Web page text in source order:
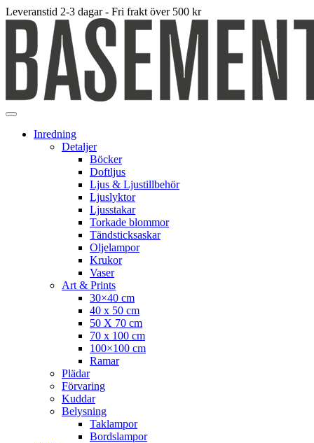
Leveranstid 2-3 dagar - Fri frakt över 500 kr
Inredning
Detaljer
Böcker
Doftljus
Ljus & Ljustillbehör
Ljuslyktor
Ljusstakar
Torkade blommor
Tändsticksaskar
Oljelampor
Krukor
Vaser
Art & Prints
30×40 cm
40 x 50 cm
50 X 70 cm
70 x 100 cm
100×100 cm
Ramar
Plädar
Förvaring
Kuddar
Belysning
Taklampor
Bordslampor